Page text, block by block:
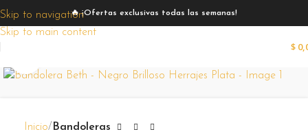
Skip to navigation
Skip to main content
🔥 ¡Ofertas exclusivas todas las semanas!
$
Inicio Bandoleras